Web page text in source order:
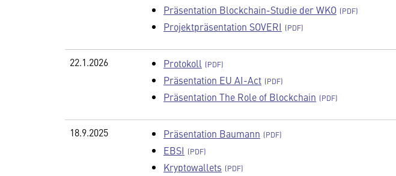
Präsentation Blockchain-Studie der WKO
Projektpräsentation SOVERI
22.1.2026
Protokoll
Präsentation EU AI-Act
Präsentation The Role of Blockchain
18.9.2025
Präsentation Baumann
EBSI
Kryptowallets